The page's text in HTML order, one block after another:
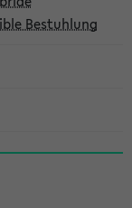
Bestuhlung